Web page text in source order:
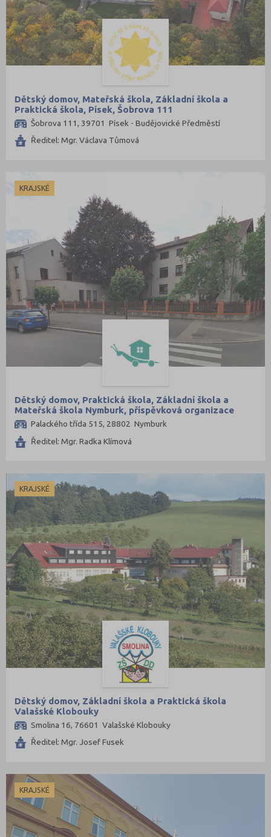
Dětský domov, Mateřská škola, Základní škola a
Praktická škola, Písek, Šobrova 111
Šobrova 111, 39701 Písek - Budějovické Předměstí
Ředitel: Mgr. Václava Tůmová
KRAJSKÉ
Dětský domov, Praktická škola, Základní škola a
Mateřská škola Nymburk, příspěvková organizace
Palackého třída 515, 28802 Nymburk
Ředitel: Mgr. Radka Klímová
KRAJSKÉ
Dětský domov, Základní škola a Praktická škola
Valašské Klobouky
Smolina 16, 76601 Valašské Klobouky
Ředitel: Mgr. Josef Fusek
KRAJSKÉ